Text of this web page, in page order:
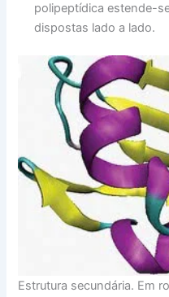
polipeptídica estende-
dispostas lado a lado.
Estrutura secundária. Em